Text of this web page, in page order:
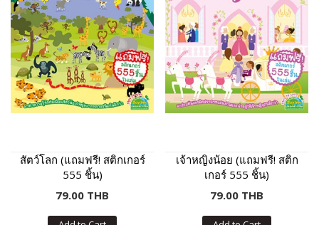
สัตว์โลก (แถมฟรี! สติกเกอร์
555 ชิ้น)
79.00 THB
เจ้าหญิงน้อย (แถมฟรี! สติก
เกอร์ 555 ชิ้น)
79.00 THB